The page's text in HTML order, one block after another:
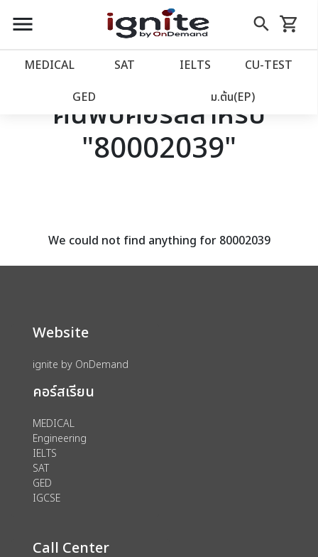
close
account_balance หน้าแรก
เว็บไซต์อิกไนท์
โปรโมชั่น
assignment ลงทะเบียน
menu search
Skip
to
shopping_cart
รถเข็น
MEDICAL SAT IELTS CU‑TEST
GED ม.ต้น(EP)
ค้นพบคอร์สสำหรับ
"80002039"
We could not find anything for 80002039
Website
ignite by OnDemand
คอร์สเรียน
MEDICAL
Engineering
IELTS
SAT
GED
IGCSE
Call Center